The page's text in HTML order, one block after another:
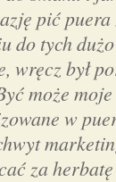
pić
do tych
wręcz był
może
w
za